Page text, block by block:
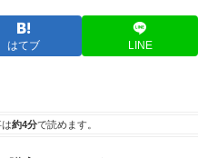
はてブ LINE
約4分で読めます。